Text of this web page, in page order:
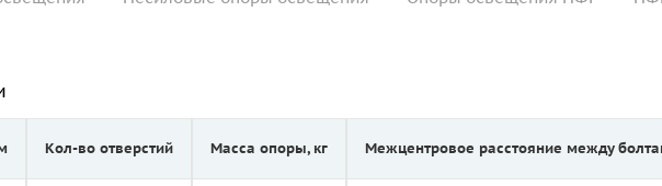
Кол-во отверстий Масса опоры, кг Межцентровое расстояние между